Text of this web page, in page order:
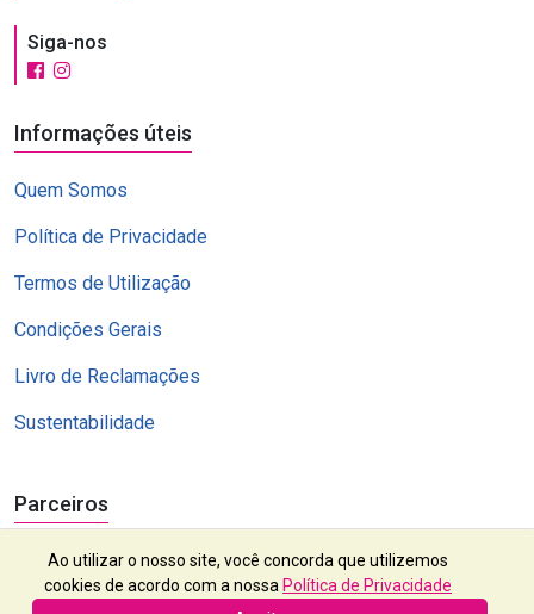
Siga-nos
Informações úteis
Quem Somos
Política de Privacidade
Termos de Utilização
Condições Gerais
Livro de Reclamações
Sustentabilidade
Parceiros
Ao utilizar o nosso site, você concorda que utilizemos
cookies de acordo com a nossa Política de Privacidade